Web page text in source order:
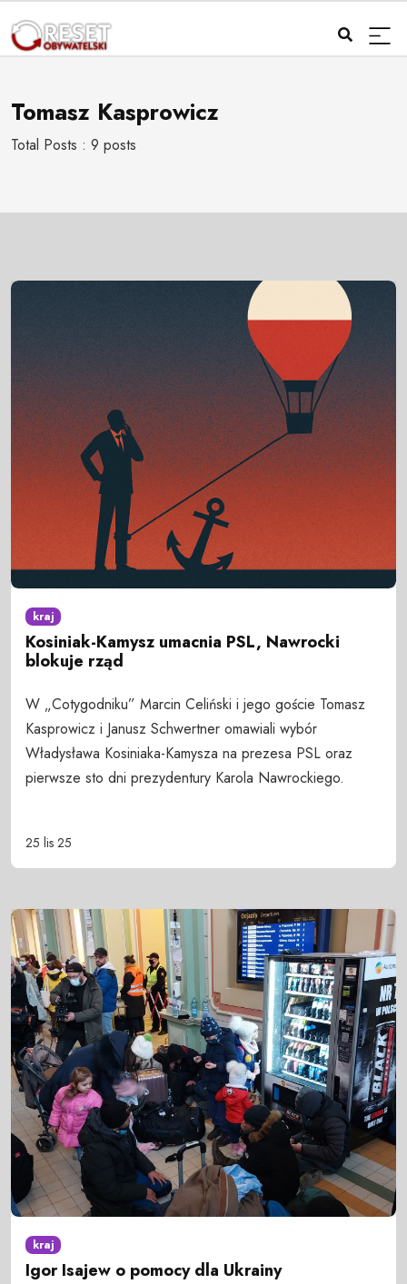
Tomasz Kasprowicz
Total Posts : 9 posts
kraj
Kosiniak-Kamysz umacnia PSL, Nawrocki
blokuje rząd
W „Cotygodniku” Marcin Celiński i jego goście Tomasz
Kasprowicz i Janusz Schwertner omawiali wybór
Władysława Kosiniaka-Kamysza na prezesa PSL oraz
pierwsze sto dni prezydentury Karola Nawrockiego.
25 lis 25
kraj
Igor Isajew o pomocy dla Ukrainy